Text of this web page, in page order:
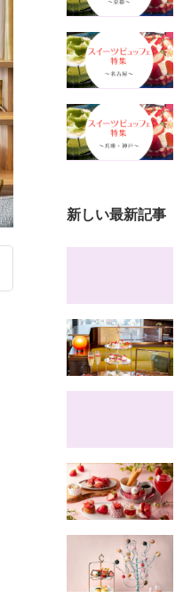
新しい最新記事